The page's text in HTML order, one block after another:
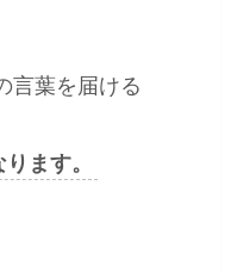
言葉を届ける
ます。